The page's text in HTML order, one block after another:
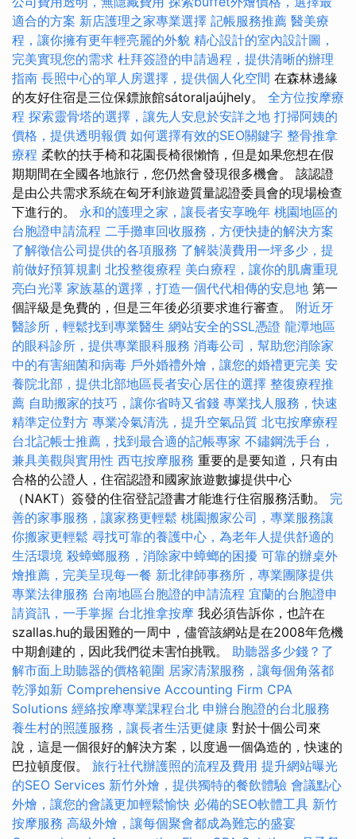
適合的方案 新店護理之家專業選擇 記帳服務推薦 醫美療
程，讓你擁有更年輕亮麗的外貌 精心設計的室內設計圖，
完美實現您的需求 杜拜簽證的申請過程，提供清晰的辦理
指南 長照中心的單人房選擇，提供個人化空間 在森林邊緣
的友好住宿是三位保鏢旅館sátoraljaújhely。 全方位按摩療
程 探索靈骨塔的選擇，讓先人安息於安詳之地 打掃阿姨的
價格，提供透明報價 如何選擇有效的SEO關鍵字 整骨推拿
療程 柔軟的扶手椅和花園長椅很懶惰，但是如果您想在假
期期間在全國各地旅行，您仍然會發現很多機會。 該認證
是由公共需求系統在匈牙利旅遊質量認證委員會的現場檢查
下進行的。 永和的護理之家，讓長者安享晚年 桃園地區的
台胞證申請流程 二手攤車回收服務，方便快捷的解決方案
了解徵信公司提供的各項服務 了解裝潢費用一坪多少，提
前做好預算規劃 北投整復療程 美白療程，讓你的肌膚重現
亮白光澤 家族墓的選擇，打造一個代代相傳的安息地 第一
個評級是免費的，但是三年後必須要求進行審查。 附近牙
醫診所，輕鬆找到專業醫生 網站安全的SSL憑證 龍潭地區
的眼科診所，提供專業眼科服務 消毒公司，幫助您消除家
中的有害細菌和病毒 戶外婚禮外燴，讓您的婚禮更完美 安
養院北部，提供北部地區長者安心居住的選擇 整復療程推
薦 自助搬家的技巧，讓你省時又省錢 專業找人服務，快速
精準定位對方 專業冷氣清洗，提升空氣品質 北屯按摩療程
台北記帳士推薦，找到最合適的記帳專家 不鏽鋼洗手台，
兼具美觀與實用性 西屯按摩服務 重要的是要知道，只有由
合格的公證人，住宿認證和國家旅遊數據提供中心
（NAKT）簽發的住宿登記證書才能進行住宿服務活動。 完
善的家事服務，讓家務更輕鬆 桃園搬家公司，專業服務讓
你搬家更輕鬆 尋找可靠的養護中心，為老年人提供舒適的
生活環境 殺蟑螂服務，消除家中蟑螂的困擾 可靠的辦桌外
燴推薦，完美呈現每一餐 新北律師事務所，專業團隊提供
專業法律服務 台南地區台胞證的申請流程 宜蘭的台胞證申
請資訊，一手掌握 台北推拿按摩 我必須告訴你，也許在
szallas.hu的最困難的一周中，儘管該網站是在2008年危機
中期創建的，因此我們從未害怕挑戰。 助聽器多少錢？了
解市面上助聽器的價格範圍 居家清潔服務，讓每個角落都
乾淨如新 Comprehensive Accounting Firm CPA
Solutions 經絡按摩專業課程台北 申辦台胞證的台北服務
養生村的照護服務，讓長者生活更健康 對於十個公司來
說，這是一個很好的解決方案，以度過一個偽造的，快速的
巴拉頓度假。 旅行社代辦護照的流程及費用 提升網站曝光
的SEO Services 新竹外燴，提供獨特的餐飲體驗 會議點心
外燴，讓您的會議更加輕鬆愉快 必備的SEO軟體工具 新竹
按摩服務 高級外燴，讓每個聚會都成為難忘的盛宴